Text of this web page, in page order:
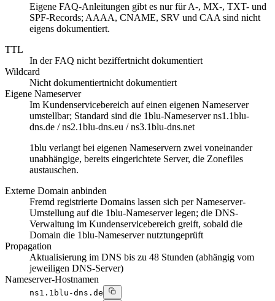
Eigene FAQ-Anleitungen gibt es nur für A-, MX-, TXT- und
SPF-Records; AAAA, CNAME, SRV und CAA sind nicht
eigens dokumentiert.
TTL
In der FAQ nicht beziffertnicht dokumentiert
Wildcard
Nicht dokumentiertnicht dokumentiert
Eigene Nameserver
Im Kundenservicebereich auf einen eigenen Nameserver
umstellbar; Standard sind die 1blu-Nameserver ns1.1blu-
dns.de / ns2.1blu-dns.eu / ns3.1blu-dns.net
1blu verlangt bei eigenen Nameservern zwei voneinander
unabhängige, bereits eingerichtete Server, die Zonefiles
austauschen.
Externe Domain anbinden
Fremd registrierte Domains lassen sich per Nameserver-
Umstellung auf die 1blu-Nameserver legen; die DNS-
Verwaltung im Kundenservicebereich greift, sobald die
Domain die 1blu-Nameserver nutztungeprüft
Propagation
Aktualisierung im DNS bis zu 48 Stunden (abhängig vom
jeweiligen DNS-Server)
Nameserver-Hostnamen
ns1.1blu-dns.de